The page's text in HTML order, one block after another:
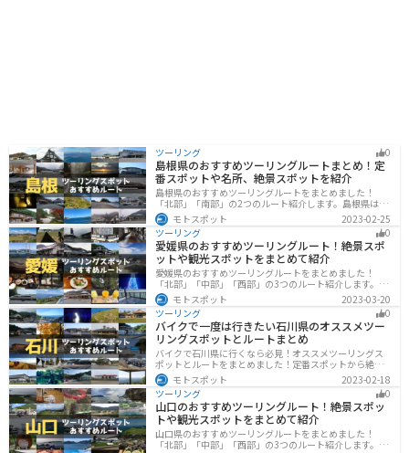
ツーリング 0
島根県のおすすめツーリングルートまとめ！定
番スポットや名所、絶景スポットを紹介
島根県のおすすめツーリングルートをまとめました！
「北部」「南部」の2つのルート紹介します。島根県は、
海と山が近く、1日で全然違う景色を堪能することができ
ます。バイクで島根県にツーリングに行く際は参考にし
てください。
モトスポット
2023-02-25
ツーリング
0
愛媛県のおすすめツーリングルート！絶景スポ
ットや観光スポットをまとめて紹介
愛媛県のおすすめツーリングルートをまとめました！
「北部」「中部」「西部」の3つのルート紹介します。山
や海といった自然だけでなく、気軽に渡れる島もあり
様々な楽しみ方ができます。バイクで愛媛県にツーリン
グに行く際は参考にしてください。
モトスポット
2023-03-20
ツーリング
0
バイクで一度は行きたい石川県のオススメツー
リングスポットとルートまとめ
バイクで石川県に行くなら必見！オススメツーリングス
ポットとルートをまとめました！定番スポットから絶景
スポット、温泉、海、グルメなど様々なジャンルで楽し
めます。バイクで石川ツーリングに行こうと思っている
人は、参考にしてください。
モトスポット
2023-02-18
ツーリング
0
山口のおすすめツーリングルート！絶景スポッ
トや観光スポットをまとめて紹介
山口県のおすすめツーリングルートをまとめました！
「北部」「中部」「西部」の3つのルート紹介します。美